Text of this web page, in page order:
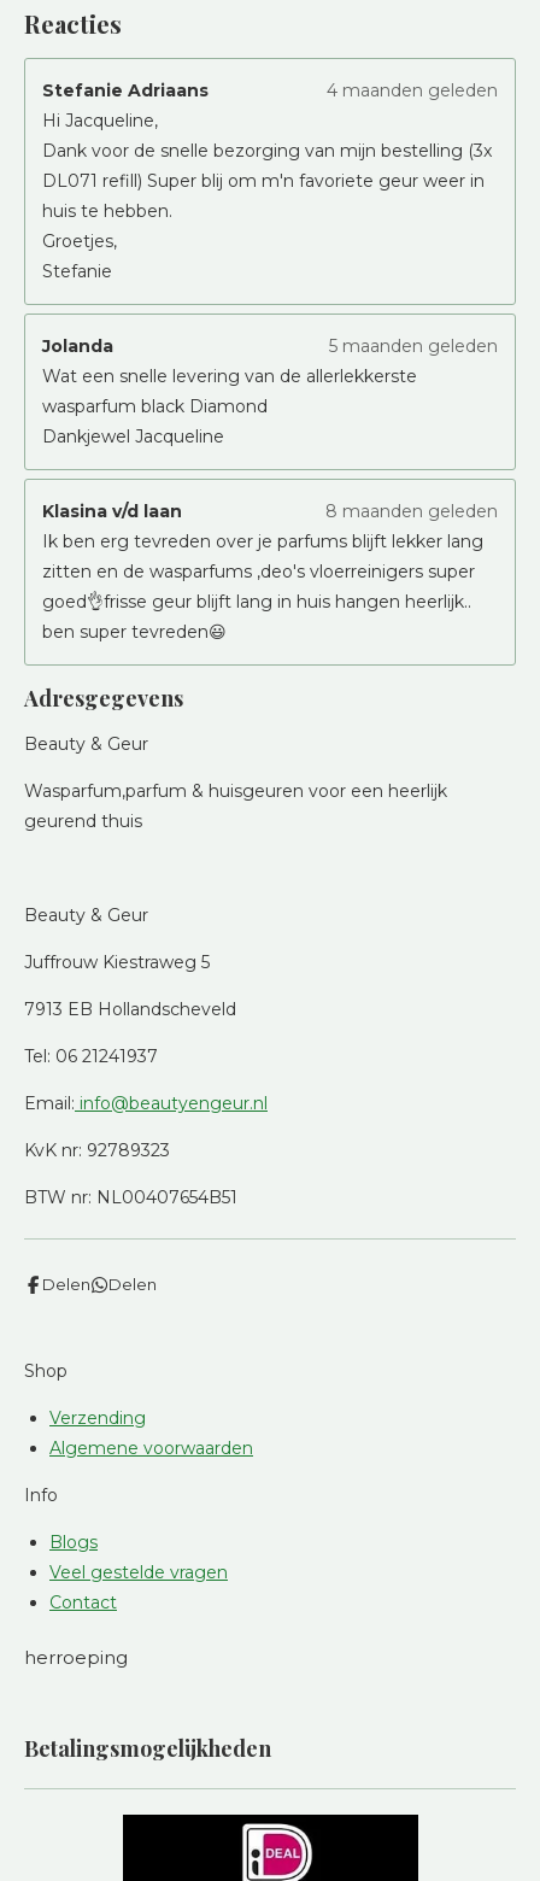
Reacties
Stefanie Adriaans
4 maanden geleden
Hi Jacqueline,
Dank voor de snelle bezorging van mijn bestelling (3x
DL071 refill) Super blij om m'n favoriete geur weer in
huis te hebben.
Groetjes,
Stefanie
Jolanda
5 maanden geleden
Wat een snelle levering van de allerlekkerste
wasparfum black Diamond
Dankjewel Jacqueline
Klasina v/d laan
8 maanden geleden
Ik ben erg tevreden over je parfums blijft lekker lang
zitten en de wasparfums ,deo's vloerreinigers super
goed👌frisse geur blijft lang in huis hangen heerlijk..
ben super tevreden😃
Adresgegevens
Beauty & Geur
Wasparfum,parfum & huisgeuren voor een heerlijk
geurend thuis
Beauty & Geur
Juffrouw Kiestraweg 5
7913 EB Hollandscheveld
Tel: 06 21241937
Email: info@beautyengeur.nl
KvK nr: 92789323
BTW nr: NL00407654B51
Delen Delen
Shop
Verzending
Algemene voorwaarden
Info
Blogs
Veel gestelde vragen
Contact
herroeping
Betalingsmogelijkheden